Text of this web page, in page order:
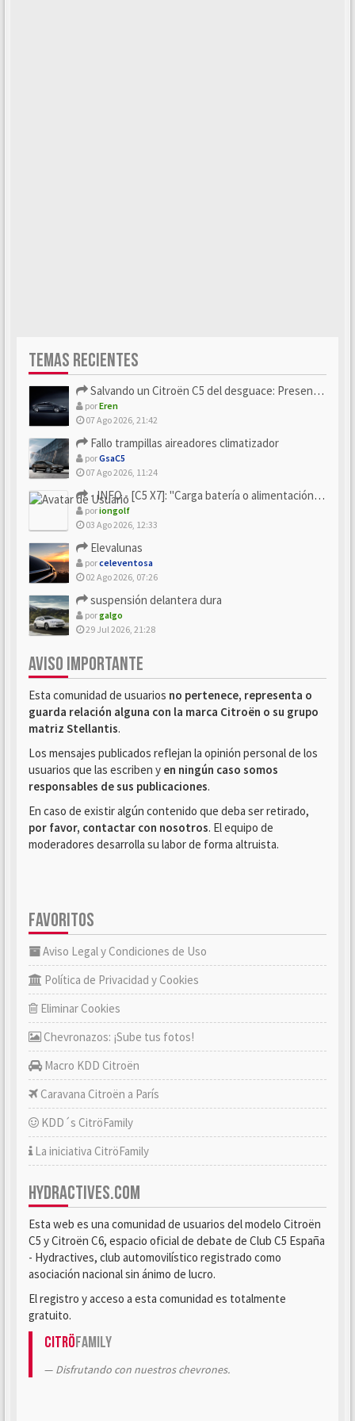
TEMAS RECIENTES
Salvando un Citroën C5 del desguace: Presentación y seguimiento
porEren
07 Ago 2026, 21:42
Fallo trampillas aireadores climatizador
porGsaC5
07 Ago 2026, 11:24
- INFO - [C5 X7]: "Carga batería o alimentación eléctri...
poriongolf
03 Ago 2026, 12:33
Elevalunas
porceleventosa
02 Ago 2026, 07:26
suspensión delantera dura
porgalgo
29 Jul 2026, 21:28
AVISO IMPORTANTE
Esta comunidad de usuarios no pertenece, representa o
guarda relación alguna con la marca Citroën o su grupo
matriz Stellantis.
Los mensajes publicados reflejan la opinión personal de los
usuarios que las escriben y en ningún caso somos
responsables de sus publicaciones.
En caso de existir algún contenido que deba ser retirado,
por favor, contactar con nosotros. El equipo de
moderadores desarrolla su labor de forma altruista.
FAVORITOS
Aviso Legal y Condiciones de Uso
Política de Privacidad y Cookies
Eliminar Cookies
Chevronazos: ¡Sube tus fotos!
Macro KDD Citroën
Caravana Citroën a París
KDD´s CitröFamily
La iniciativa CitröFamily
HYDRACTIVES.COM
Esta web es una comunidad de usuarios del modelo Citroën
C5 y Citroën C6, espacio oficial de debate de Club C5 España
- Hydractives, club automovilístico registrado como
asociación nacional sin ánimo de lucro.
El registro y acceso a esta comunidad es totalmente
gratuito.
CitröFamily
Disfrutando con nuestros chevrones.